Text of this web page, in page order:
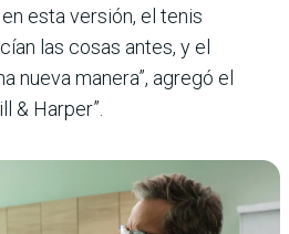
esta versión, el tenis
las cosas antes, y el
nueva manera”, agregó el
& Harper”.